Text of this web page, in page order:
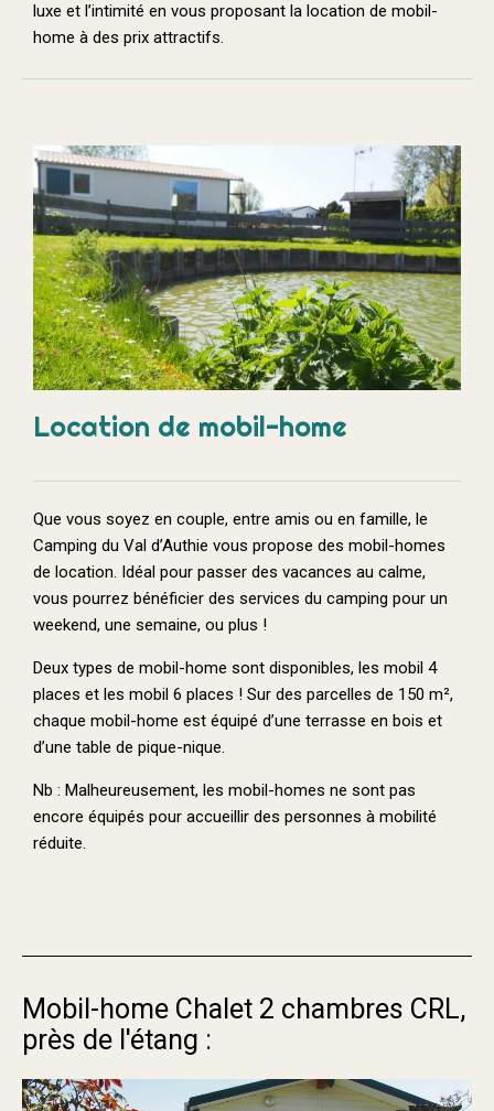
luxe et l’intimité en vous proposant la location de mobil-
home à des prix attractifs.
Location de mobil-home
Que vous soyez en couple, entre amis ou en famille, le
Camping du Val d’Authie vous propose des mobil-homes
de location. Idéal pour passer des vacances au calme,
vous pourrez bénéficier des services du camping pour un
weekend, une semaine, ou plus !
Deux types de mobil-home sont disponibles, les mobil 4
places et les mobil 6 places ! Sur des parcelles de 150 m²,
chaque mobil-home est équipé d’une terrasse en bois et
d’une table de pique-nique.
Nb : Malheureusement, les mobil-homes ne sont pas
encore équipés pour accueillir des personnes à mobilité
réduite.
Mobil-home Chalet 2 chambres CRL,
près de l'étang :